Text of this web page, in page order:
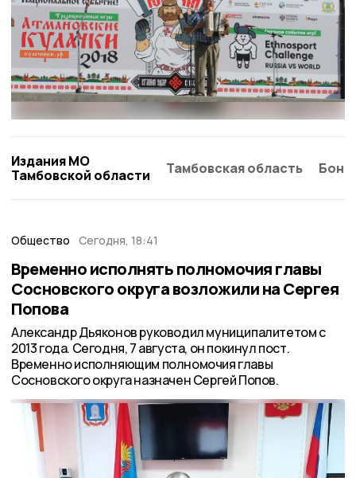
Издания МО
Тамбовской области
Тамбовская область
Общество Сегодня, 18:41
Временно исполнять полномочия главы
Сосновского округа возложили на Сергея
Попова
Александр Дьяконов руководил муниципалитетом с
2013 года. Сегодня, 7 августа, он покинул пост.
Временно исполняющим полномочия главы
Сосновского округа назначен Сергей Попов.